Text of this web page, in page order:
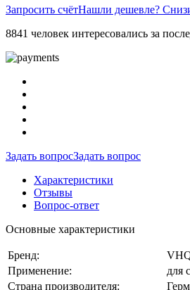
Запросить счётНашли дешевле?
8841 человек интересовались за
Задать вопросЗадать вопрос
Характеристики
Отзывы
Вопрос-ответ
Основные характеристики
Бренд:
Применение:
для
Страна производителя: